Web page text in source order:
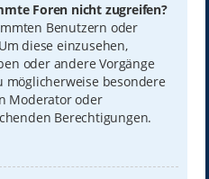
Foren nicht zugreifen?
Benutzern oder
diese einzusehen,
oder andere Vorgänge
besondere
Moderator oder
Berechtigungen.